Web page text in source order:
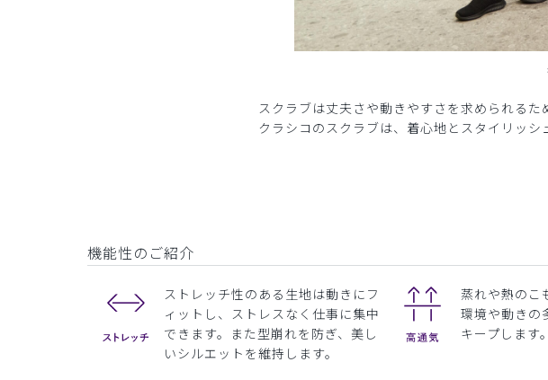
スクラブは丈夫さや動きやすさを求められるた
クラシコのスクラブは、着心地とスタイリッシ
機能性のご紹介
ストレッチ性のある生地は動きにフ
ィットし、ストレスなく仕事に集中
できます。また型崩れを防ぎ、美し
いシルエットを維持します。
蒸れや熱のこ
環境や動きの
キープします。